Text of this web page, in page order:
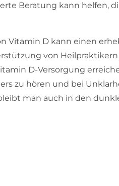
Beratung kann helfen,
Vitamin D kann einen
von
D-Versorgung
zu hören und bei
man auch in den